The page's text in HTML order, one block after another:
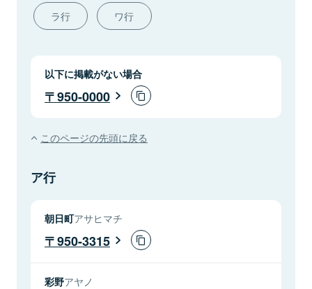
ラ行 ワ行
以下に掲載がない場合
950-0000
このページの先頭に戻る
ア行
朝日町アサヒマチ
950-3315
彩野アヤノ